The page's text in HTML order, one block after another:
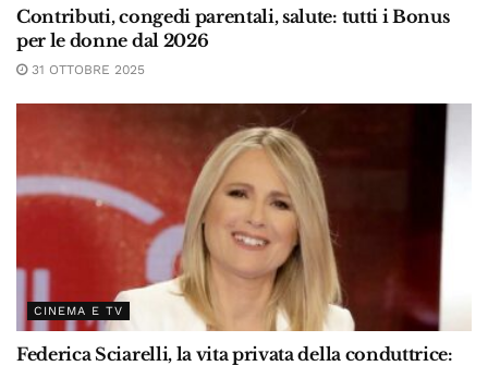
Contributi, congedi parentali, salute: tutti i Bonus
per le donne dal 2026
31 OTTOBRE 2025
CINEMA E TV
Federica Sciarelli, la vita privata della conduttrice: